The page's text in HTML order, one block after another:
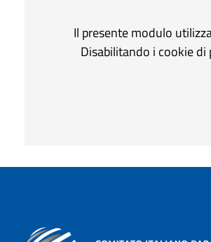
Il presente modulo
Disabilitando i cookie